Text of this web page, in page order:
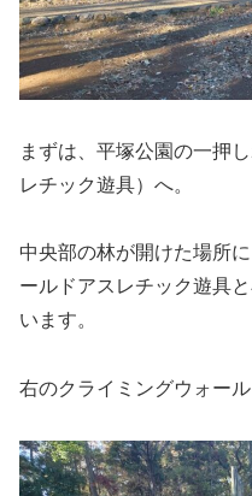
まずは、平塚公園の一押
レチック遊具）へ。
中央部の林が開けた場所
ールドアスレチック遊具
います。
右のクライミングウォー